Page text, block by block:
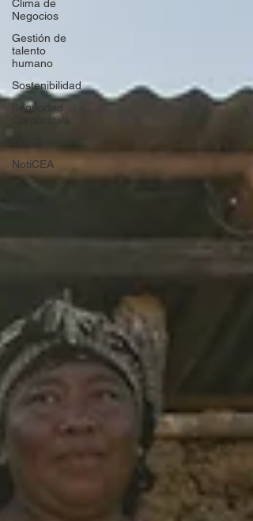
Clima de
Negocios
Gestión de
talento
humano
Sostenibilidad
Seguridad
Corporativa
NotiCEA